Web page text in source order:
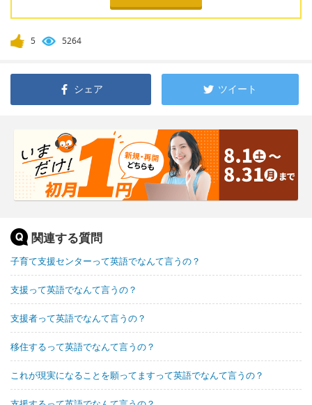
5 5264
シェア ツイート
関連する質問
子育て支援センターって英語でなんて言うの？
支援って英語でなんて言うの？
支援者って英語でなんて言うの？
移住するって英語でなんて言うの？
これが現実になることを願ってますって英語でなんて言うの？